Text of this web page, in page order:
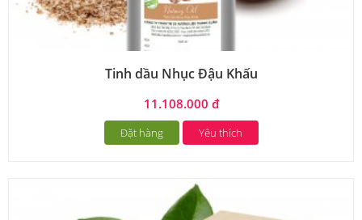
Tinh dầu Nhục Đậu Khấu
11.108.000 đ
Đặt hàng Yêu thích